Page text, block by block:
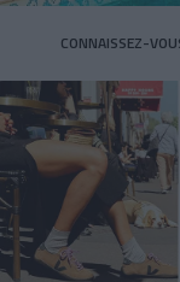
CONNAISSEZ-